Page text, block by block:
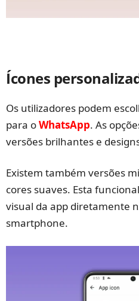
Ícones
Os utilizadores podem
para oWhatsApp. As
versões brilhantes e
Existem também versões
cores suaves. Esta
visual da app diretamente
smartphone.